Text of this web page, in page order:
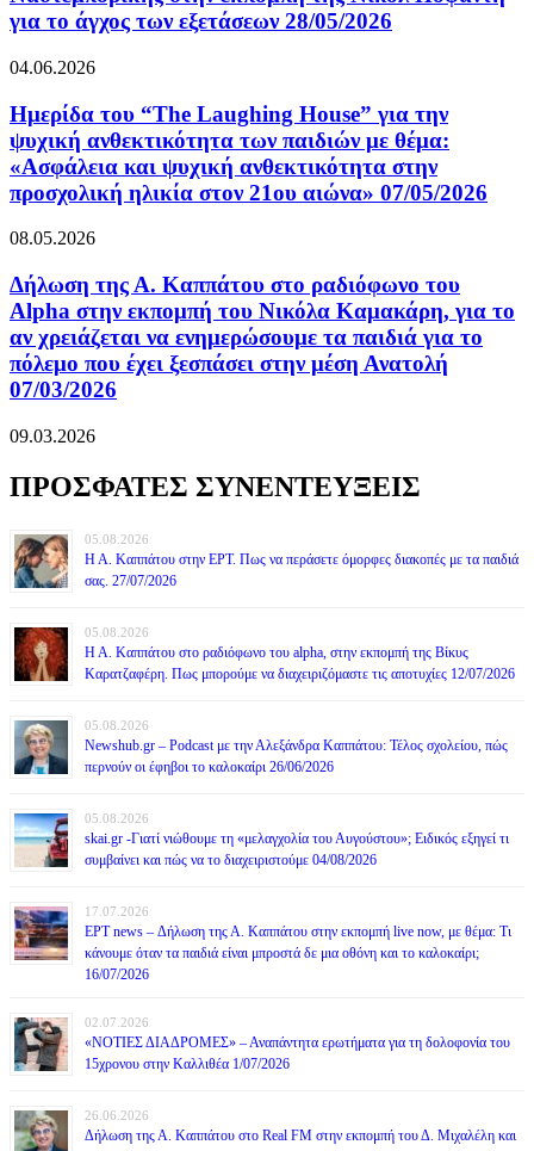
για το άγχος των εξετάσεων 28/05/2026
04.06.2026
Ημερίδα του “The Laughing House” για την
ψυχική ανθεκτικότητα των παιδιών με θέμα:
«Ασφάλεια και ψυχική ανθεκτικότητα στην
προσχολική ηλικία στον 21ου αιώνα» 07/05/2026
08.05.2026
Δήλωση της Α. Καππάτου στο ραδιόφωνο του
Alpha στην εκπομπή του Νικόλα Καμακάρη, για το
αν χρειάζεται να ενημερώσουμε τα παιδιά για το
πόλεμο που έχει ξεσπάσει στην μέση Ανατολή
07/03/2026
09.03.2026
ΠΡΟΣΦΑΤΕΣ ΣΥΝΕΝΤΕΥΞΕΙΣ
05.08.2026
Η Α. Καππάτου στην ΕΡΤ. Πως να περάσετε όμορφες διακοπές με τα παιδιά
σας. 27/07/2026
05.08.2026
Η Α. Καππάτου στο ραδιόφωνο του alpha, στην εκπομπή της Βίκυς
Καρατζαφέρη. Πως μπορούμε να διαχειριζόμαστε τις αποτυχίες 12/07/2026
05.08.2026
Newshub.gr – Podcast με την Αλεξάνδρα Καππάτου: Τέλος σχολείου, πώς
περνούν οι έφηβοι το καλοκαίρι 26/06/2026
05.08.2026
skai.gr -Γιατί νιώθουμε τη «μελαγχολία του Αυγούστου»; Ειδικός εξηγεί τι
συμβαίνει και πώς να το διαχειριστούμε 04/08/2026
17.07.2026
ΕΡΤ news – Δήλωση της Α. Καππάτου στην εκπομπή live now, με θέμα: Τι
κάνουμε όταν τα παιδιά είναι μπροστά δε μια οθόνη και το καλοκαίρι;
16/07/2026
02.07.2026
«ΝΟΤΙΕΣ ΔΙΑΔΡΟΜΕΣ» – Αναπάντητα ερωτήματα για τη δολοφονία του
15χρονου στην Καλλιθέα 1/07/2026
26.06.2026
Δήλωση της Α. Καππάτου στο Real FM στην εκπομπή του Δ. Μιχαλέλη και